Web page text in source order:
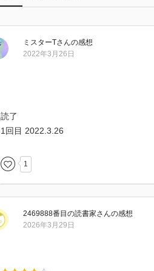
ミスターTさんの感想
2022年3月26日
読了
1回目 2022.3.26
1
2469888番目の読書家さんの感想
2026年3月29日